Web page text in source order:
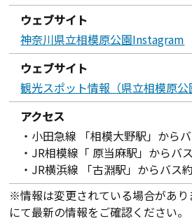
ウェブサイト
神奈川県立相模原公園Instagram
ウェブサイト
観光スポット情報（県立相模原公
アクセス
・小田急線 「相模大野駅」から
・JR相模線「 原当麻駅」からバ
・JR横浜線 「古淵駅」からバス
※情報は変更されている場合があり
にて最新の情報をご確認ください。